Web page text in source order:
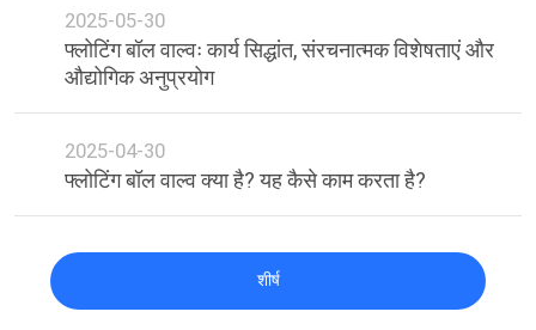
2025-05-30
फ्लोटिंग बॉल वाल्वः कार्य सिद्धांत, संरचनात्मक विशेषताएं और
औद्योगिक अनुप्रयोग
2025-04-30
फ्लोटिंग बॉल वाल्व क्या है? यह कैसे काम करता है?
शीर्ष